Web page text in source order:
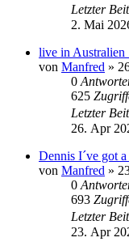
Letzter
2. Mai
live in Australien
von Manfred »
0
625
Letzter
26. Apr
Dennis I´ve got
von Manfred »
0
693
Letzter
23. Apr